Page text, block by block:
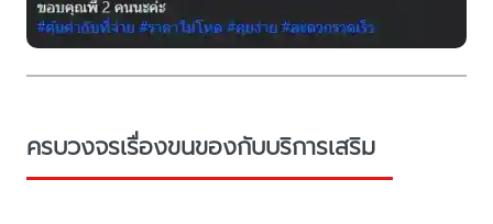
ครบวงจรเรื่องขนของกับบริการเสริม